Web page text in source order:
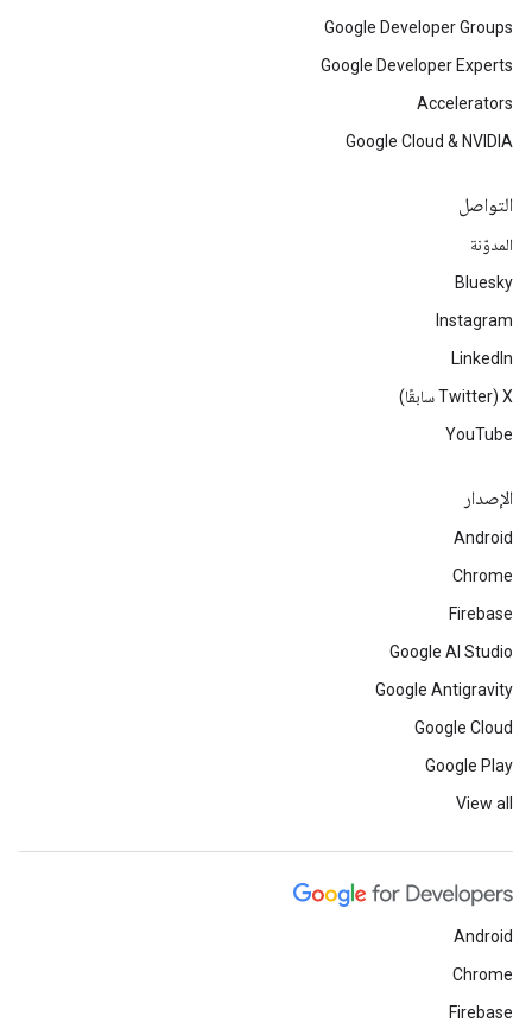
Google Developer Groups
Google Developer Experts
Accelerators
Google Cloud & NVIDIA
التواصل
المدوّنة
Bluesky
Instagram
LinkedIn
‫X ‏(Twitter سابقًا)
YouTube
الإصدار
Android
Chrome
Firebase
Google AI Studio
Google Antigravity
Google Cloud
Google Play
View all
Android
Chrome
Firebase